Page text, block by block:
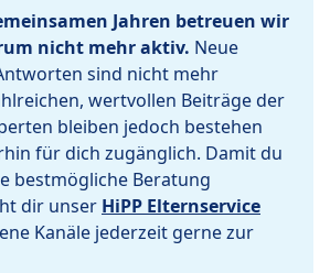
Jahren betreuen wir
nicht mehr aktiv. Neue
sind nicht mehr
wertvollen Beiträge der
bleiben jedoch bestehen
für dich zugänglich. Damit du
bestmögliche Beratung
dir unser HiPP Elternservice
Kanäle jederzeit gerne zur